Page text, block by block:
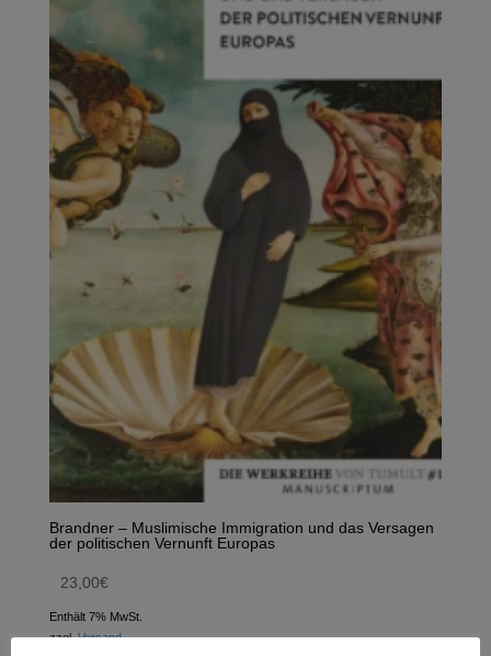
Brandner – Muslimische Immigration und das Versagen
der politischen Vernunft Europas
23,00€
Enthält 7% MwSt.
zzgl.Versand